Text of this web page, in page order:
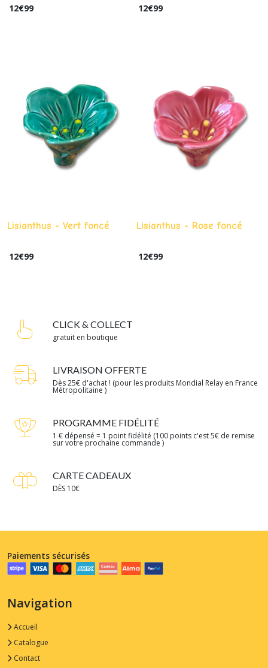
12€99 12€99
Lisianthus - Vert foncé
12€99
Lisianthus - Rose foncé
12€99
CLICK & COLLECT
gratuit en boutique
LIVRAISON OFFERTE
Dès 25€ d'achat ! (pour les produits Mondial Relay en France
Métropolitaine )
PROGRAMME FIDÉLITÉ
1 € dépensé = 1 point fidélité (100 points c'est 5€ de remise
sur votre prochaine commande )
CARTE CADEAUX
DÈS 10€
Paiements sécurisés
Navigation
Accueil
Catalogue
Contact